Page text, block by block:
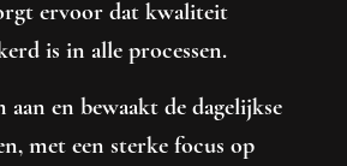
ervoor dat kwaliteit
is in alle processen.
aan en bewaakt de dagelijkse
met een sterke focus op